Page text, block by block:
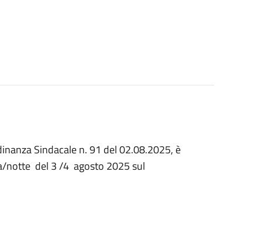
Sindacale n. 91 del 02.08.2025, è
notte del 3 /4 agosto 2025 sul